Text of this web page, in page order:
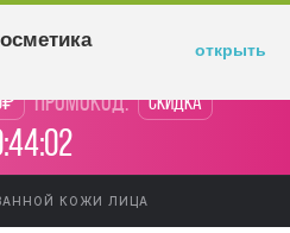
промокод: Скидка
КОЖИ ЛИЦА
открыть